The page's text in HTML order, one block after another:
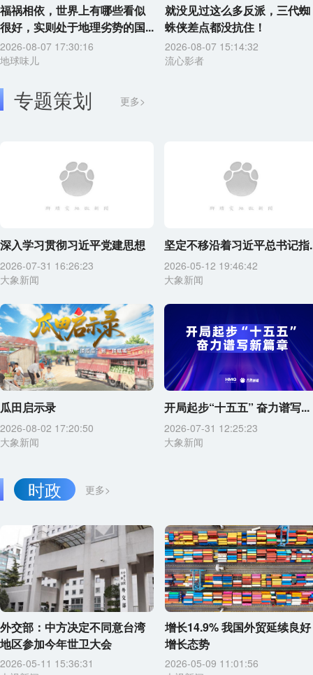
福祸相依，世界上有哪些看似
很好，实则处于地理劣势的国...
2026-08-07 17:30:16
地球味儿
就没见过这么多反派，三代蜘
蛛侠差点都没抗住！
2026-08-07 15:14:32
流心影者
专题策划 更多>
深入学习贯彻习近平党建思想
2026-07-31 16:26:23
大象新闻
坚定不移沿着习近平总书记指
2026-05-12 19:46:42
大象新闻
瓜田启示录
2026-08-02 17:20:50
大象新闻
开局起步“十五五” 奋力谱写...
2026-07-31 12:25:23
大象新闻
更多>
时政
外交部：中方决定不同意台湾
地区参加今年世卫大会
2026-05-11 15:36:31
增长14.9% 我国外贸延续良好
增长态势
2026-05-09 11:01:56